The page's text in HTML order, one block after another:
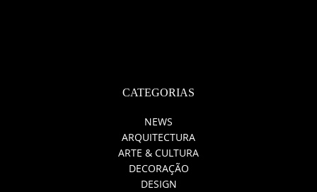
CATEGORIAS
NEWS
ARQUITECTURA
ARTE & CULTURA
DECORAÇÃO
DESIGN